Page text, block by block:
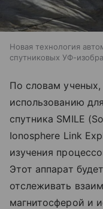
Новая технология
спутниковых УФ-
По словам ученых,
использованию
спутника SMILE
Ionosphere Link
изучения
Этот аппарат
отслеживать
магнитосферой и